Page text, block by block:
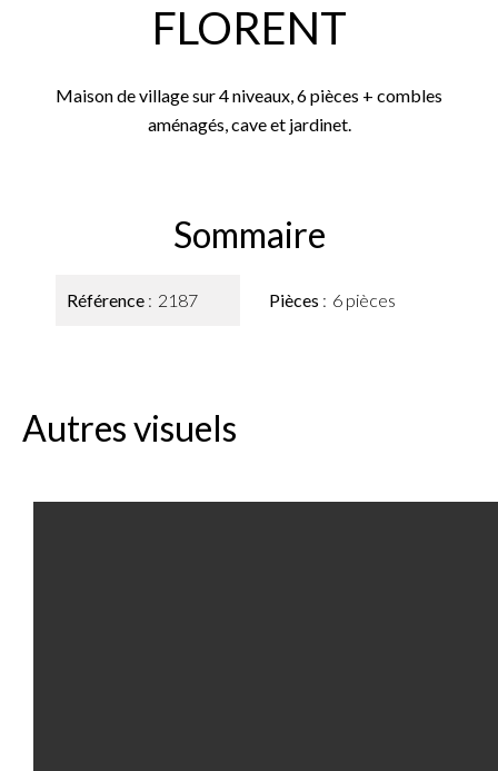
FLORENT
Maison de village sur 4 niveaux, 6 pièces + combles
aménagés, cave et jardinet.
Sommaire
Référence 2187 Pièces 6 pièces
Autres visuels